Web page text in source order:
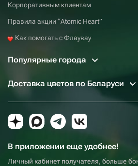
Корпоративным клиентам
Правила акции “Atomic Heart”
Как помогать с Флаувау
Популярные города
Доставка цветов по Беларуси
В приложении еще удобнее!
Личный кабинет получателя, больше